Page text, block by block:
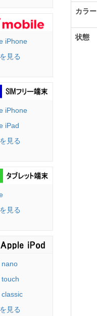
カラー
状態
iPhone
見る
iPhone
iPad
見る
見る
nano
touch
classic
見る